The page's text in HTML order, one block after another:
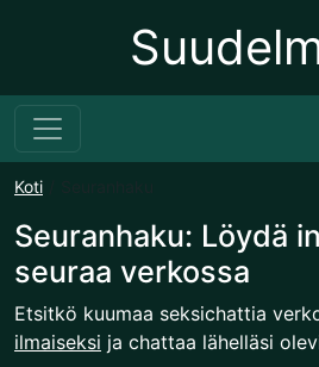
Koti
Seuranhaku: Löydä
seuraa verkossa
Etsitkö kuumaa seksichattia
ilmaiseksi ja chattaa lähelläsi